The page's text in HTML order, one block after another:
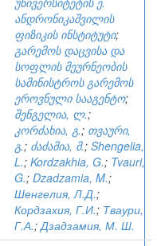
ანდრონიკაშვილის
ფიზიკის ინსტიტუტი;
გარემოს დაცვისა და
სოფლის მეურნეობის
სამინისტროს გარემოს
ეროვნული სააგენტო;
შენგელია, ლ.;
კორძახია, გ.; თვაური,
გ.; ძაძამია, მ.; Shengelia,
L.; Kordzakhia, G.; Tvauri,
G.; Dzadzamia, M.;
Шенгелия, Л.Д.;
Кордзахия, Г.И.; Тваури,
Г.А.;Дзадзамия, М. Ш.